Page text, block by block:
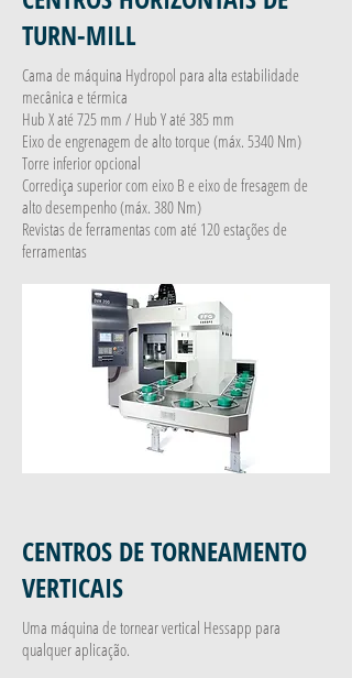
TURN-MILL
Cama de máquina Hydropol para alta estabilidade
mecânica e térmica
Hub X até 725 mm / Hub Y até 385 mm
Eixo de engrenagem de alto torque (máx. 5340 Nm)
Torre inferior opcional
Corrediça superior com eixo B e eixo de fresagem de
alto desempenho (máx. 380 Nm)
Revistas de ferramentas com até 120 estações de
ferramentas
CENTROS DE TORNEAMENTO
VERTICAIS
Uma máquina de tornear vertical Hessapp para
qualquer aplicação.